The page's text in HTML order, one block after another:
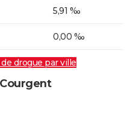
5,91 ‰
0,00 ‰
drogue par ville